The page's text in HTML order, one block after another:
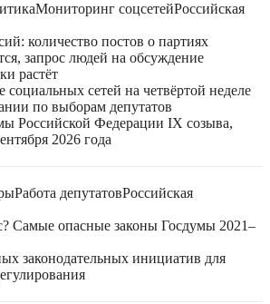
Мониторинг соцсетейРоссийская
количество постов о партиях
запрос людей на обсуждение
растёт
сетей на четвёртой неделе
по выборам депутатов
Российской Федерации IX созыва,
2026 года
Работа депутатовРоссийская
Самые опасные законы Госдумы 2021–
законодательных инициатив для